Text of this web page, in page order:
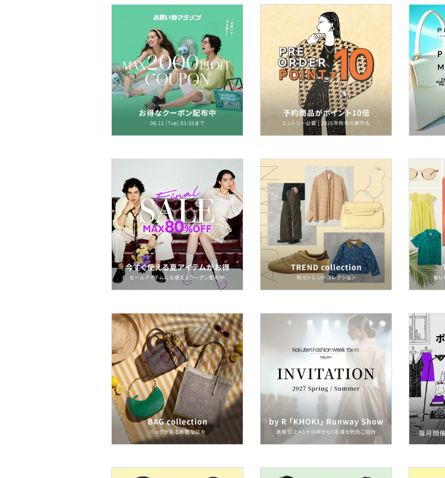
アクセサリー・腕時計
財布・ポーチ・ケース
帽子
ヘアアクセサリー
マタニティウェア・ベビ
スーツ・フォーマル
水着・スイムグッズ
着物・浴衣・和装小物
スキンケア
ベースメイク
メイクアップ
ネイル
ボディケア・オーラルケ
ア
ヘアケア
フレグランス
メイク道具・美容器具